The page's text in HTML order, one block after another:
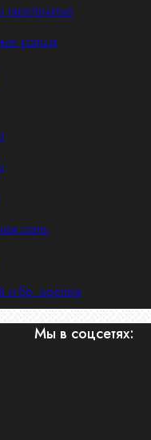
кольца
сталь
и бр. крепеж
Мы в соцсетях: